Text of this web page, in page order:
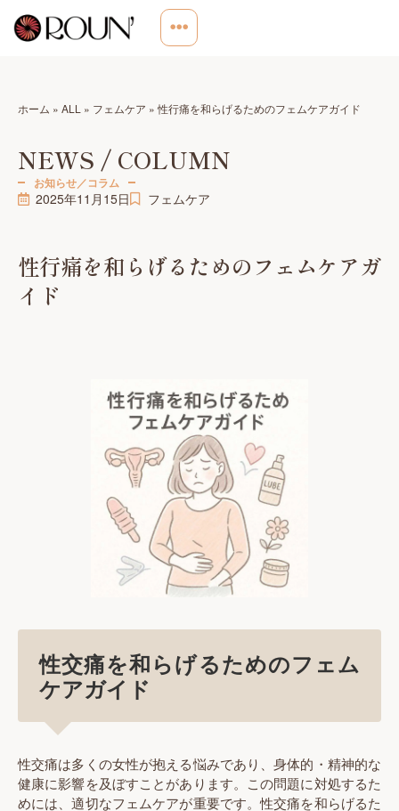
ホーム » ALL » フェムケア » 性行痛を和らげるためのフェムケアガイド
NEWS / COLUMN
お知らせ／コラム
2025年11月15日 フェムケア
性行痛を和らげるためのフェムケアガ
イド
性交痛を和らげるためのフェム
ケアガイド
性交痛は多くの女性が抱える悩みであり、身体的・精神的な
健康に影響を及ぼすことがあります。この問題に対処するた
めには、適切なフェムケアが重要です。性交痛を和らげるた